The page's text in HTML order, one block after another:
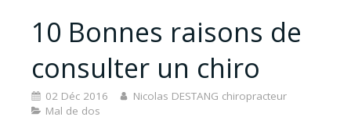
10 Bonnes raisons de
consulter un chiro
02 Déc 2016
Nicolas DESTANG chiropracteur
Mal de dos